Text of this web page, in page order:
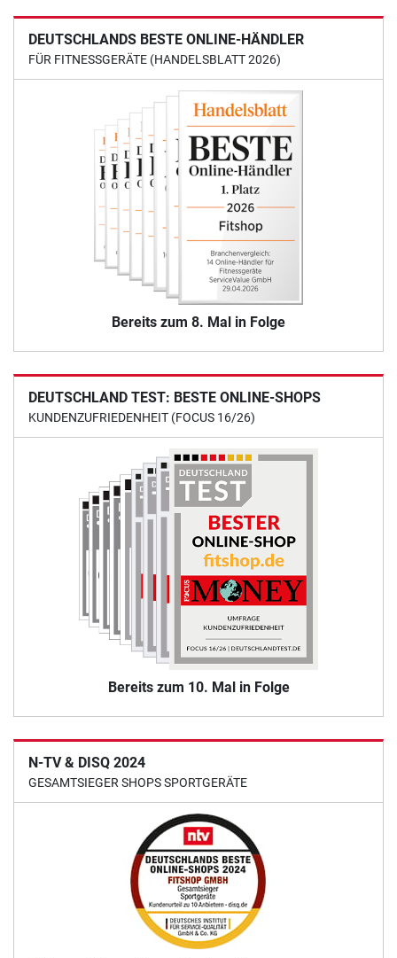
DEUTSCHLANDS BESTE ONLINE-HÄNDLER
FÜR FITNESSGERÄTE (HANDELSBLATT 2026)
Bereits zum 8. Mal in Folge
DEUTSCHLAND TEST: BESTE ONLINE-SHOPS
KUNDENZUFRIEDENHEIT (FOCUS 16/26)
Bereits zum 10. Mal in Folge
N-TV & DISQ 2024
GESAMTSIEGER SHOPS SPORTGERÄTE